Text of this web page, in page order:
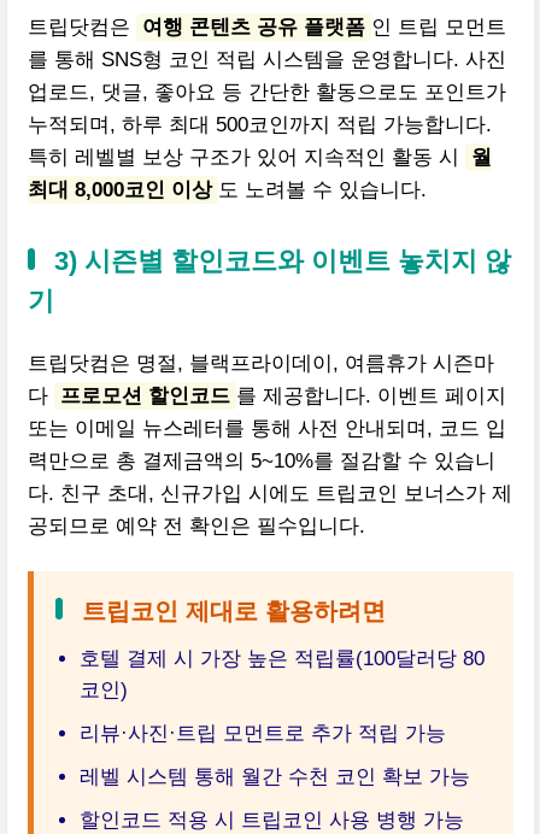
트립닷컴은 여행 콘텐츠 공유 플랫폼 인 트립 모먼트
를 통해 SNS형 코인 적립 시스템을 운영합니다. 사진
업로드, 댓글, 좋아요 등 간단한 활동으로도 포인트가
누적되며, 하루 최대 500코인까지 적립 가능합니다.
특히 레벨별 보상 구조가 있어 지속적인 활동 시
월
최대 8,000코인 이상 도 노려볼 수 있습니다.
3) 시즌별 할인코드와 이벤트 놓치지 않
기
트립닷컴은 명절, 블랙프라이데이, 여름휴가 시즌마
다 프로모션 할인코드 를 제공합니다. 이벤트 페이지
또는 이메일 뉴스레터를 통해 사전 안내되며, 코드 입
력만으로 총 결제금액의 5~10%를 절감할 수 있습니
다. 친구 초대, 신규가입 시에도 트립코인 보너스가 제
공되므로 예약 전 확인은 필수입니다.
트립코인 제대로 활용하려면
호텔 결제 시 가장 높은 적립률(100달러당 80
코인)
리뷰·사진·트립 모먼트로 추가 적립 가능
레벨 시스템 통해 월간 수천 코인 확보 가능
할인코드 적용 시 트립코인 사용 병행 가능